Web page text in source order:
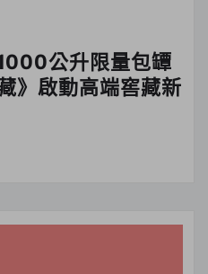
公升限量包罈
》啟動高端窖藏新